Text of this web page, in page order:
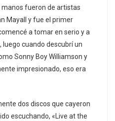
fueron de artistas
Mayall y fue el primer
a tomar en serio y a
luego cuando descubrí un
Sonny Boy Williamson y
impresionado, eso era
dos discos que cayeron
escuchando, «Live at the